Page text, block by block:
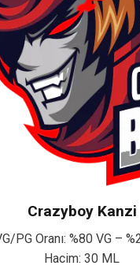
Crazyboy Kanzi
PG Oranı: %80 VG –
Hacim: 30 ML